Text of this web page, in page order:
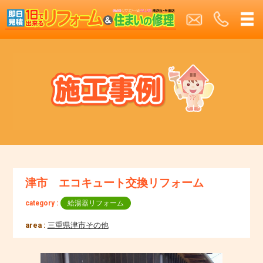
津市 エコキュート交換リフォーム
category : 給湯器リフォーム
area : 三重県津市その他